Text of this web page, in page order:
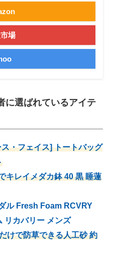
場
に選ばれているアイテ
・フェイス] トートバッグ
キレイメダカ鉢 40 黒 睡蓮
ル Fresh Foam RCVRY
リカバリー メンズ
けで防草できる人工砂 約